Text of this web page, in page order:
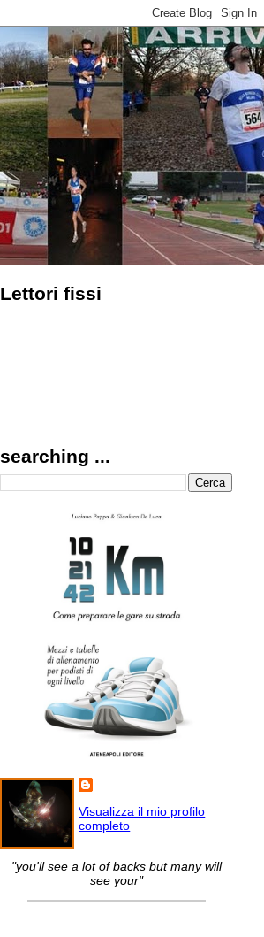
Lettori fissi
searching ...
Visualizza il mio profilo
completo
"you'll see a lot of backs but many will
see your"